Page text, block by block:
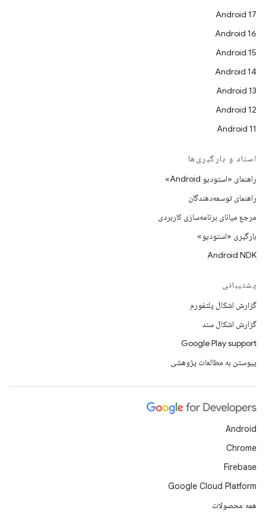
Android 17
Android 16
Android 15
Android 14
Android 13
Android 12
Android 11
اسناد و بارگیری‌ها
راهنمای «استودیو Android»
راهنمای توسعه‌دهندگان
مرجع میانای برنامه‌سازی کاربردی
بارگیری «استودیو»
Android NDK
پشتیبانی
گزارش اشکال پلتفورم
گزارش اشکال سند
Google Play support
پیوستن به مطالعات پژوهشی
Android
Chrome
Firebase
Google Cloud Platform
همه محصولات